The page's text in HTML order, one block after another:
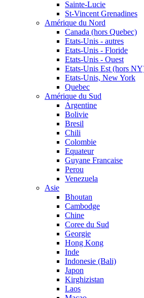
Sainte-Lucie
St-Vincent Grenadines
Amérique du Nord
Canada (hors Quebec)
Etats-Unis - autres
Etats-Unis - Floride
Etats-Unis - Ouest
Etats-Unis Est (hors
Etats-Unis, New York
Quebec
Amérique du Sud
Argentine
Bolivie
Bresil
Chili
Colombie
Equateur
Guyane Francaise
Perou
Venezuela
Asie
Bhoutan
Cambodge
Chine
Coree du Sud
Georgie
Hong Kong
Inde
Indonesie (Bali)
Japon
Kirghizistan
Laos